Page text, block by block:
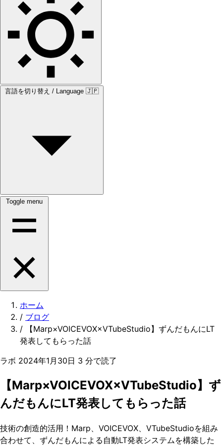
言語を切り替え / Language 🇯🇵
Toggle menu
ホーム
/ ブログ
/
【Marp×VOICEVOX×VTubeStudio】ずんだもんにLT
発表してもらった話
ラボ 2024年1月30日 3 分で読了
【Marp×VOICEVOX×VTubeStudio】ず
んだもんにLT発表してもらった話
技術の創造的活用！Marp、VOICEVOX、VTubeStudioを組み
合わせて、ずんだもんによる自動LT発表システムを構築した